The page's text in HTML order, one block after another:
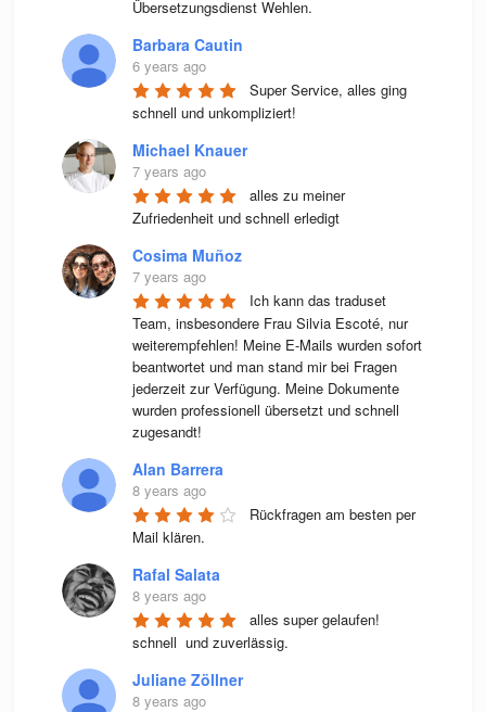
Übersetzungsdienst Wehlen.
Barbara Cautin
6 years ago
Super Service, alles ging
schnell und unkompliziert!
Michael Knauer
7 years ago
alles zu meiner
Zufriedenheit und schnell erledigt
Cosima Muñoz
7 years ago
Ich kann das traduset
Team, insbesondere Frau Silvia Escoté, nur
weiterempfehlen! Meine E-Mails wurden sofort
beantwortet und man stand mir bei Fragen
jederzeit zur Verfügung. Meine Dokumente
wurden professionell übersetzt und schnell
zugesandt!
Alan Barrera
8 years ago
Rückfragen am besten per
Mail klären.
Rafal Salata
8 years ago
alles super gelaufen!
schnell  und zuverlässig.
Juliane Zöllner
8 years ago